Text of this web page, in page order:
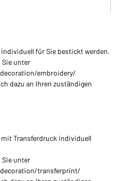
für Sie bestickt werden.
Sie unter
embroidery/
dazu an Ihren zuständigen
Transferdruck individuell
Sie unter
transferprint/